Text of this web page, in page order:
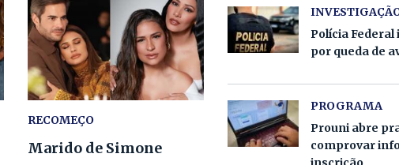
RECOMEÇO
Marido de Simone
Polícia Federal
por queda de
PROGRAMA
Prouni abre
comprovar